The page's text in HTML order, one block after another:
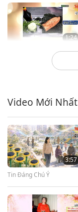
1:24
1:39
Video Mới Nhất
3:57
Tin Đáng Chú Ý